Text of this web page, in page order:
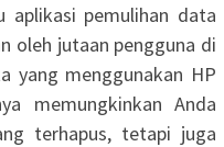
aplikasi pemulihan data
oleh jutaan pengguna di
yang menggunakan HP
memungkinkan Anda
terhapus, tetapi juga